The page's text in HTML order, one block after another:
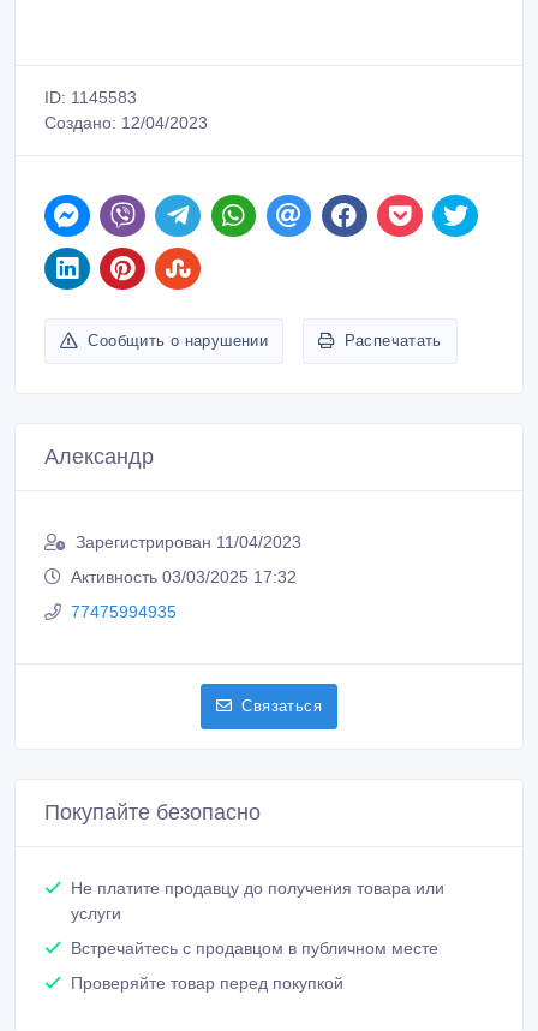
ID: 1145583
Создано: 12/04/2023
Сообщить о нарушении Распечатать
Александр
Зарегистрирован 11/04/2023
Активность 03/03/2025 17:32
77475994935
Связаться
Покупайте безопасно
Не платите продавцу до получения товара или
услуги
Встречайтесь с продавцом в публичном месте
Проверяйте товар перед покупкой